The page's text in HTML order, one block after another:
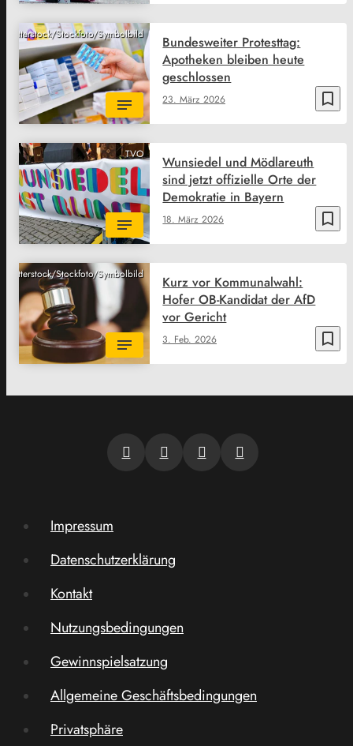
Shutterstock/Stockfoto/Symbolbild
bookmark_border
23. März 2026
Bundesweiter Protesttag:
Apotheken bleiben heute
geschlossen
TVO
bookmark_border
18. März 2026
Wunsiedel und Mödlareuth
sind jetzt offizielle Orte der
Demokratie in Bayern
Shutterstock/Stockfoto/Symbolbild
bookmark_border
3. Feb. 2026
Kurz vor Kommunalwahl:
Hofer OB-Kandidat der AfD
vor Gericht
Impressum
Datenschutzerklärung
Kontakt
Nutzungsbedingungen
Gewinnspielsatzung
Allgemeine Geschäftsbedingungen
Privatsphäre